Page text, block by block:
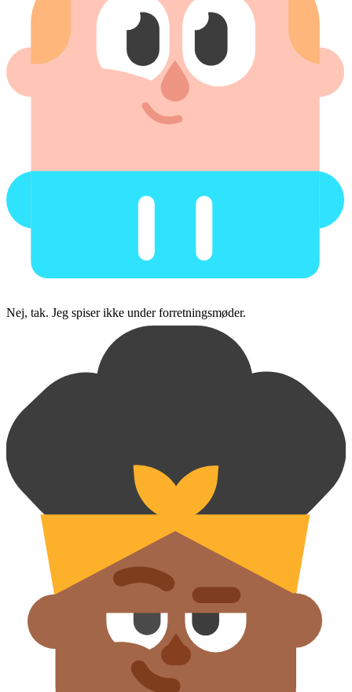
Nej, tak. Jeg spiser ikke under forretningsmøder.